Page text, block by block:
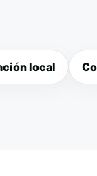
local